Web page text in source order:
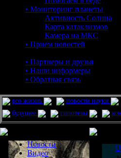
• Мониторинг планеты
Активность Солнца
Карта катаклизмов
Камера на МКС
• Прием новостей
• Партнеры и друзья
• Наши информеры
• Обратная связь
pro жизнь новости науки
будущее
гипотезы
Новости
Видео